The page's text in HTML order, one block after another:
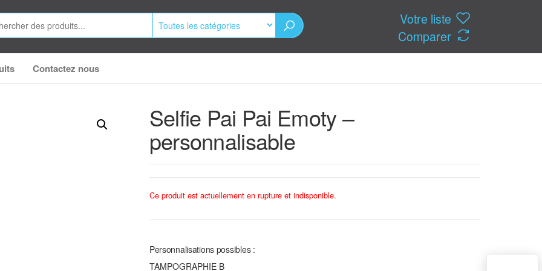
Votre liste
Comparer
Contactez nous
Selfie Pai Pai Emoty –
personnalisable
Ce produit est actuellement en rupture et indisponible.
Personnalisations possibles :
TAMPOGRAPHIE B